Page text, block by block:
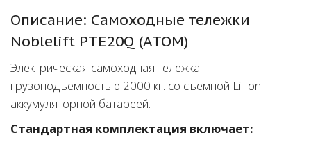
Описание: Самоходные тележки
Noblelift PTE20Q (ATOM)
Электрическая самоходная тележка
грузоподъемностью 2000 кг. со съемной Li-Ion
аккумуляторной батареей.
Cтандартная комплектация включает: